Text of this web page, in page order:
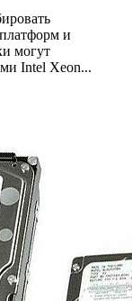
и
могут
Intel Xeon...